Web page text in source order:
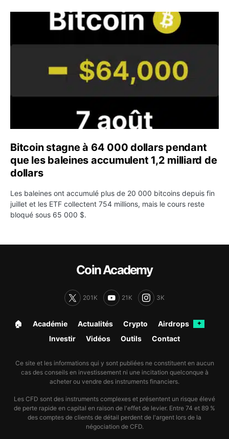
Bitcoin stagne à 64 000 dollars pendant que les
Bitcoin stagne à 64 000 dollars pendant
que les baleines accumulent 1,2 milliard de
dollars
Les baleines ont accumulé plus de 20 000 bitcoins depuis fin
juillet et les ETF collectent 754 millions, mais le cours reste
bloqué sous 65 000 $.
Coin Academy
201K 21K 3K
🏠︎ Académie Actualités Crypto Airdrops ✦
Investir Vidéos Outils Contact
Ce site et les informations qui y sont publiées ne constituent en aucun
cas des conseils en investissement ni une incitation quelconque à
acheter ou vendre des instruments financiers.
Les CFD sont des instruments complexes et présentent un risque élevé
de perte rapide en capital en raison de l'effet de levier. Entre 74 et 89 %
des comptes de clients de détail perdent de l'argent lors de la
négociation de CFD.